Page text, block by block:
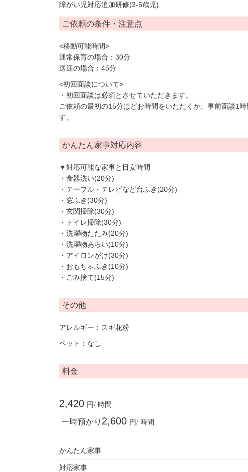
障がい児対応追加研修(3-5歳児)
ご依頼の条件・注意点
<移動可能時間>
通常保育の場合：30分
送迎の場合：45分
<初回面談について>
・初回面談は必須とさせていただきます。
ご依頼の最初の15分ほどお時間をいただくか、事前面談1
す。
かんたん家事対応内容
▼対応可能な家事と目安時間
・食器洗い(20分)
・テーブル・テレビなど台ふき(20分)
・窓ふき(30分)
・玄関掃除(30分)
・トイレ掃除(30分)
・洗濯物たたみ(20分)
・洗濯物あらい(10分)
・アイロンがけ(30分)
・おもちゃふき(10分)
・ごみ捨て(15分)
その他
アレルギー：スギ花粉
ペット：なし
料金
2,420 円/ 時間
一時預かり 2,600 円/ 時間
かんたん家事
対応家事